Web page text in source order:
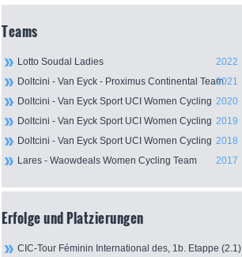
Teams
Lotto Soudal Ladies 2022
Doltcini - Van Eyck - Proximus Continental Team2021
Doltcini - Van Eyck Sport UCI Women Cycling 2020
Doltcini - Van Eyck Sport UCI Women Cycling 2019
Doltcini - Van Eyck Sport UCI Women Cycling 2018
Lares - Waowdeals Women Cycling Team
2017
Erfolge und Platzierungen
CIC-Tour Féminin International des, 1b. Etappe (2.1)